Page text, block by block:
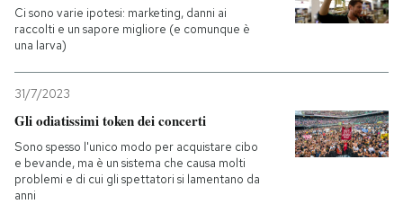
Ci sono varie ipotesi: marketing, danni ai
raccolti e un sapore migliore (e comunque è
una larva)
31/7/2023
Gli odiatissimi token dei concerti
Sono spesso l'unico modo per acquistare cibo
e bevande, ma è un sistema che causa molti
problemi e di cui gli spettatori si lamentano da
anni